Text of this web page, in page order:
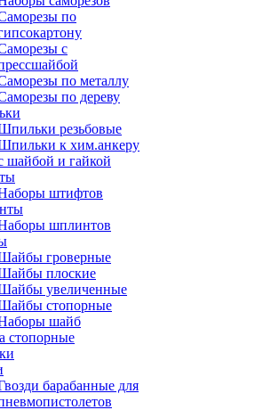
по
с
по металлу
по дереву
резьбовые
к хим.анкеру
шайбой и гайкой
штифтов
шплинтов
гроверные
плоские
увеличенные
стопорные
шайб
стопорные
барабанные для